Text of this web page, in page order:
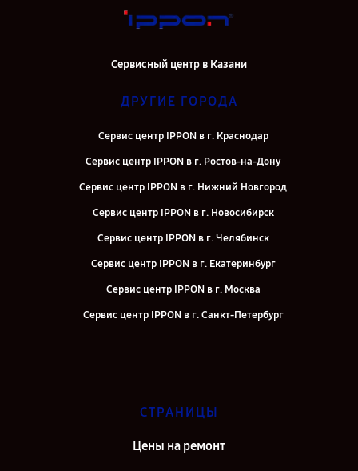
Сервисный центр в Казани
ДРУГИЕ ГОРОДА
Сервис центр IPPON в г. Краснодар
Сервис центр IPPON в г. Ростов-на-Дону
Сервис центр IPPON в г. Нижний Новгород
Сервис центр IPPON в г. Новосибирск
Сервис центр IPPON в г. Челябинск
Сервис центр IPPON в г. Екатеринбург
Сервис центр IPPON в г. Москва
Сервис центр IPPON в г. Санкт-Петербург
СТРАНИЦЫ
Цены на ремонт